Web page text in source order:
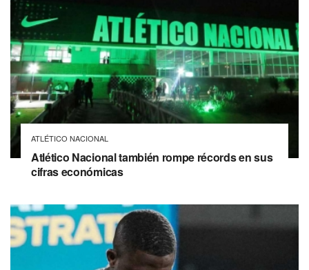
ATLÉTICO NACIONAL
Atlético Nacional también rompe récords en sus
cifras económicas